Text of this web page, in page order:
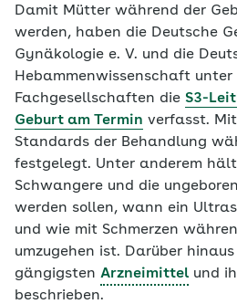
Damit Mütter während der
werden, haben die Deutsche
Gynäkologie e. V. und die
Hebammenwissenschaft
Fachgesellschaften die S3-
Geburt am Termin verfasst.
Standards der Behandlung
festgelegt. Unter anderem
Schwangere und die
werden sollen, wann ein
und wie mit Schmerzen
umzugehen ist. Darüber
gängigsten Arzneimittel und
beschrieben.